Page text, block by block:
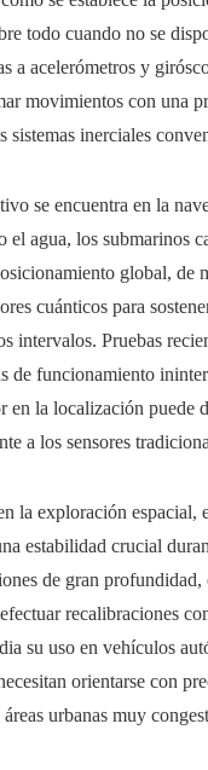
todo cuando no se
a acelerómetros y
movimientos con una
sistemas inerciales
se encuentra en la
el agua, los submarinos
global, de
cuánticos para
intervalos. Pruebas
de funcionamiento
en la localización puede
a los sensores
la exploración espacial,
estabilidad crucial
de gran profundidad,
recalibraciones
su uso en vehículos
orientarse con
urbanas muy